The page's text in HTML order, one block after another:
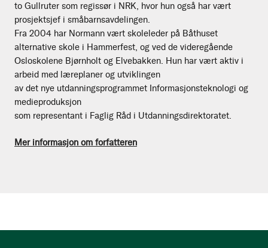
to Gullruter som regissør i NRK, hvor hun også har vært
prosjektsjef i småbarnsavdelingen.
Fra 2004 har Normann vært skoleleder på Båthuset
alternative skole i Hammerfest, og ved de videregående
Osloskolene Bjørnholt og Elvebakken. Hun har vært aktiv i
arbeid med læreplaner og utviklingen
av det nye utdanningsprogrammet Informasjonsteknologi og
medieproduksjon
som representant i Faglig Råd i Utdanningsdirektoratet.
Mer informasjon om forfatteren